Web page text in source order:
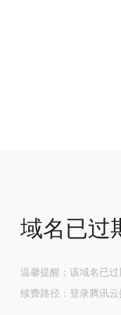
域名已过
温馨提醒：该域名已
续费路径：登录腾讯